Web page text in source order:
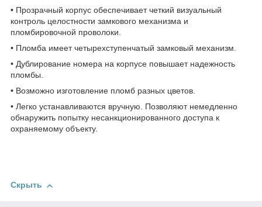
• Прозрачный корпус обеспечивает четкий визуальный
контроль целостности замкового механизма и
пломбировочной проволоки.
• Пломба имеет четырехступенчатый замковый механизм.
• Дублирование номера на корпусе повышает надежность
пломбы.
• Возможно изготовление пломб разных цветов.
• Легко устанавливаются вручную. Позволяют немедленно
обнаружить попытку несанкционированного доступа к
охраняемому объекту.
Скрыть